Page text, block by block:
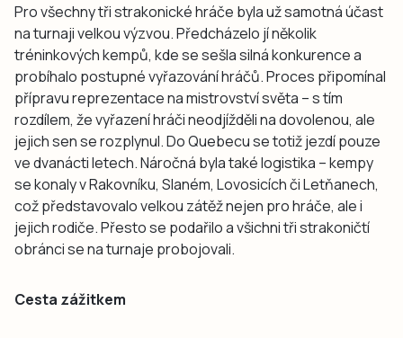
Pro všechny tři strakonické hráče byla už samotná účast
na turnaji velkou výzvou. Předcházelo jí několik
tréninkových kempů, kde se sešla silná konkurence a
probíhalo postupné vyřazování hráčů. Proces připomínal
přípravu reprezentace na mistrovství světa – s tím
rozdílem, že vyřazení hráči neodjížděli na dovolenou, ale
jejich sen se rozplynul. Do Quebecu se totiž jezdí pouze
ve dvanácti letech. Náročná byla také logistika – kempy
se konaly v Rakovníku, Slaném, Lovosicích či Letňanech,
což představovalo velkou zátěž nejen pro hráče, ale i
jejich rodiče. Přesto se podařilo a všichni tři strakoničtí
obránci se na turnaje probojovali.
Cesta zážitkem